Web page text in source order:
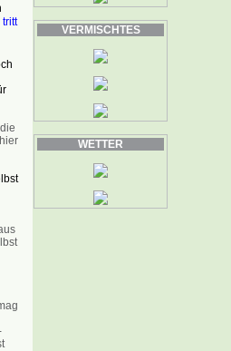
VERMISCHTES
WETTER
tritt